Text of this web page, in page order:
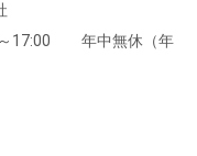
17:00 年中無休（年